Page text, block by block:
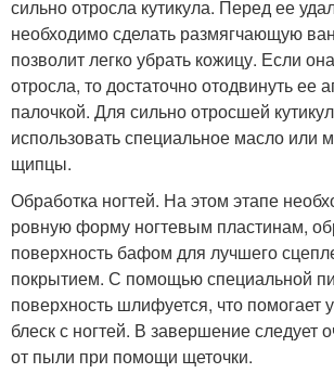
сильно отросла кутикула. Перед ее
необходимо сделать размягчающую
позволит легко убрать кожицу. Если
отросла, то достаточно отодвинуть ее
палочкой. Для сильно отросшей
использовать специальное масло или
щипцы.
Обработка ногтей. На этом этапе
ровную форму ногтевым пластинам,
поверхность бафом для лучшего
покрытием. С помощью специальной
поверхность шлифуется, что помогает
блеск с ногтей. В завершение следует
от пыли при помощи щеточки.